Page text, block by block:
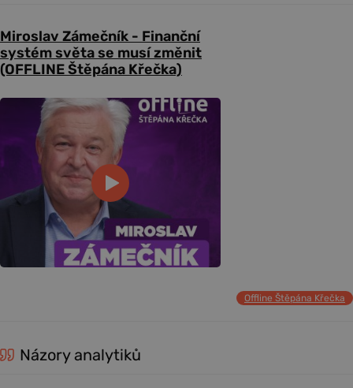
Miroslav Zámečník - Finanční
systém světa se musí změnit
(OFFLINE Štěpána Křečka)
Offline Štěpána Křečka
Názory analytiků